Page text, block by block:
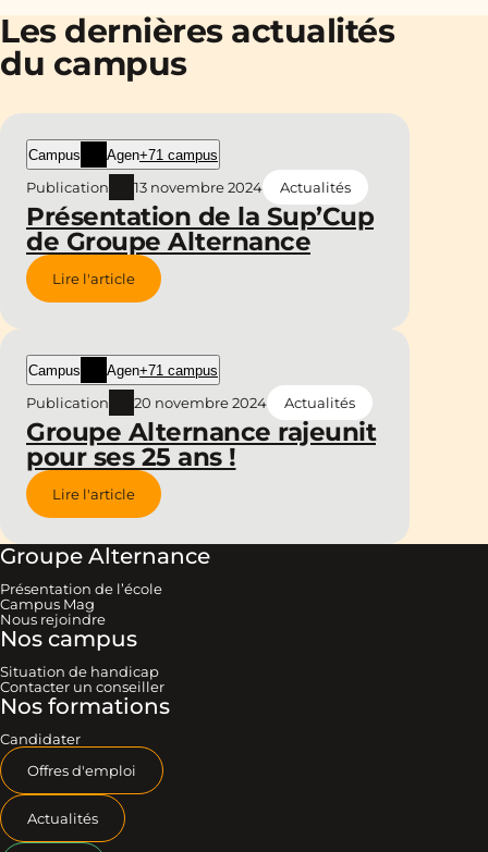
Les dernières actualités
du campus
Présentation de la Sup’Cup
de Groupe Alternance
Campus Agen+71 campus
Publication 13 novembre 2024 Actualités
Lire l'article
Groupe Alternance rajeunit
pour ses 25 ans !
Campus Agen+71 campus
Publication 20 novembre 2024 Actualités
Lire l'article
Groupe Alternance
Présentation de l’école
Campus Mag
Nous rejoindre
Nos campus
Situation de handicap
Contacter un conseiller
Nos formations
Candidater
Offres d'emploi
Actualités